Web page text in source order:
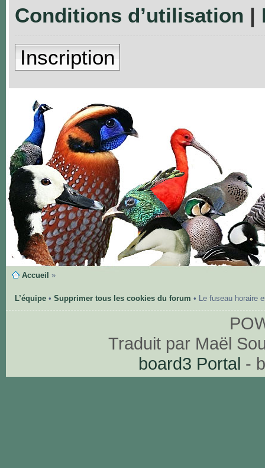
Conditions d’utilisation |
Inscription
Accueil »
L’équipe• Supprimer tous les cookies du forum • Le fuseau horaire
Traduit par Maël
board3 Portal -